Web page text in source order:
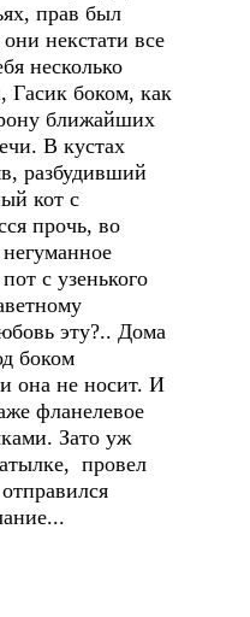
прав был
некстати все
несколько
боком, как
ближайших
В кустах
разбудивший
кот с
прочь, во
с узенького
эту?.. Дома
боком
она не носит. И
фланелевое
Зато уж
провел